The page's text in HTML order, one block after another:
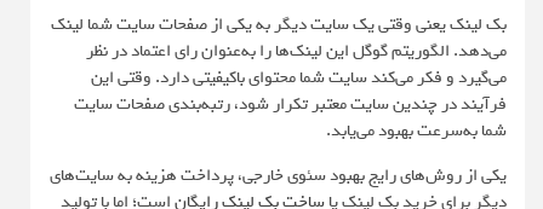
بک ‌لینک یعنی وقتی یک سایت دیگر به یکی از صفحات سایت شما لینک
می‌دهد. الگوریتم گوگل این لینک‌ها را به‌عنوان رای اعتماد در نظر
می‌گیرد و فکر می‌کند سایت شما محتوای باکیفیتی دارد. وقتی این
فرآیند در چندین سایت‌ معتبر تکرار شود، رتبه‌بندی صفحات سایت
شما به‌سرعت بهبود می‌یابد.
یکی از روش‌های رایج بهبود سئوی خارجی، پرداخت هزینه به سایت‌های
دیگر برای خرید بک ‌لینک یاساخت بک لینک رایگاناست؛ اما با تولید